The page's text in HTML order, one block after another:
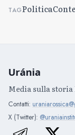
TAGPolitica
Uránia
Media sulla storia
Contatti:
X (Twitter):